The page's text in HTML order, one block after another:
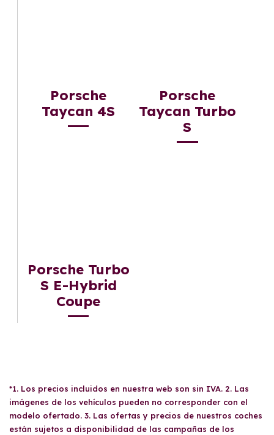
Porsche
Taycan 4S
Porsche
Taycan Turbo
S
Porsche Turbo
S E-Hybrid
Coupe
*1. Los precios incluidos en nuestra web son sin IVA. 2. Las
imágenes de los vehículos pueden no corresponder con el
modelo ofertado. 3. Las ofertas y precios de nuestros coches
están sujetos a disponibilidad de las campañas de los